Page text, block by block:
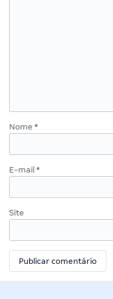
Nome *
E-mail *
Site